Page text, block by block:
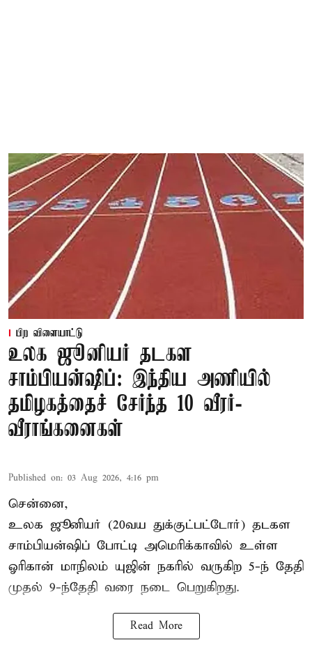
பிற விளையாட்டு
உலக ஜூனியர் தடகள
சாம்பியன்ஷிப்: இந்திய அணியில்
தமிழகத்தைச் சேர்ந்த 10 வீரர்-
வீராங்கனைகள்
Published on: 03 Aug 2026, 4:16 pm
சென்னை,
உலக ஜூனியர் (20வய துக்குட்பட்டோர்) தடகள
சாம்பியன்ஷிப் போட்டி அமெரிக்காவில் உள்ள
ஓரிகான் மாநிலம் யுஜின் நகரில் வருகிற 5-ந் தேதி
முதல் 9-ந்தேதி வரை நடை பெறுகிறது.
Read More